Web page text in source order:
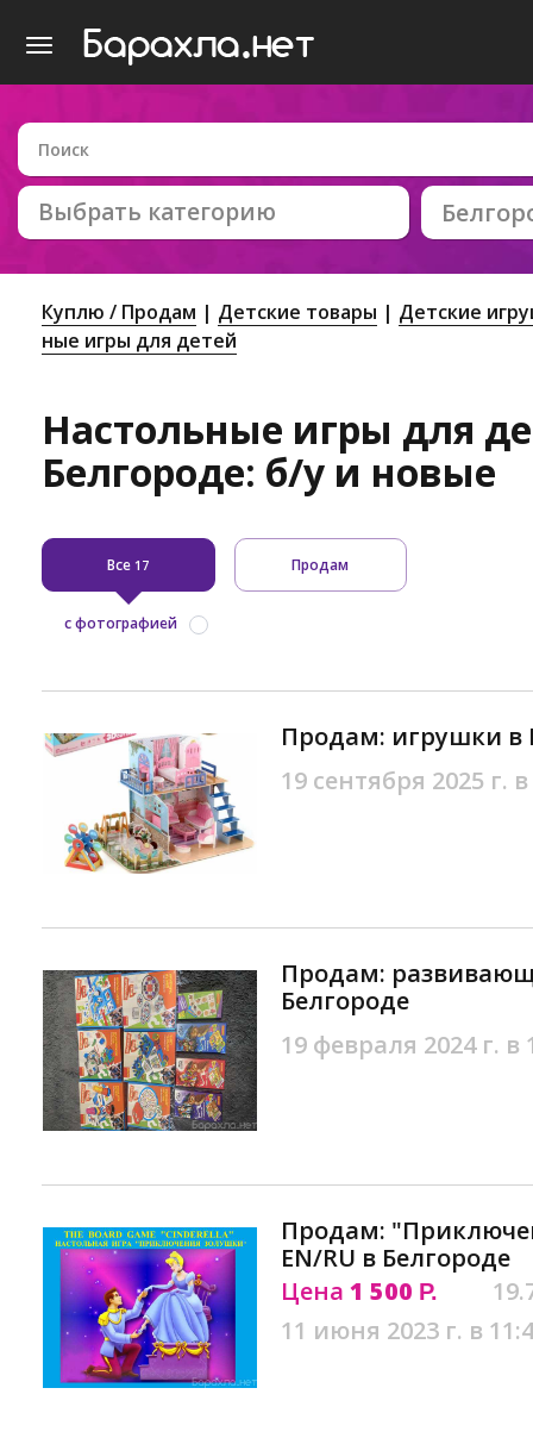
Выбрать категорию
Куплю / Продам Детские товары
Детские
ные игры для детей
Настольные игры для
Белгороде: б/у и новые
Все 17 Продам
с фотографией
Продам: игрушки в
19 сентября 2025 г.
Продам:
Белгороде
19 февраля 2024 г. в
Продам:
EN/RU в Белгороде
Цена 1 500 Р.
11 июня 2023 г. в